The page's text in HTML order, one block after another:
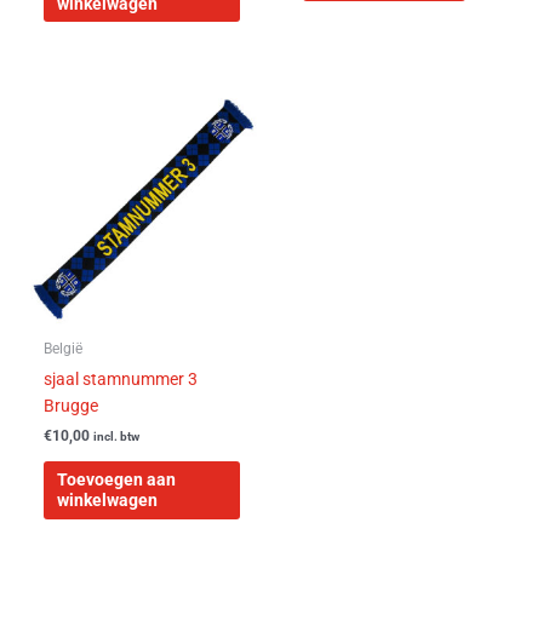
België
sjaal stamnummer 3
Brugge
€10,00 incl. btw
Toevoegen aan
winkelwagen